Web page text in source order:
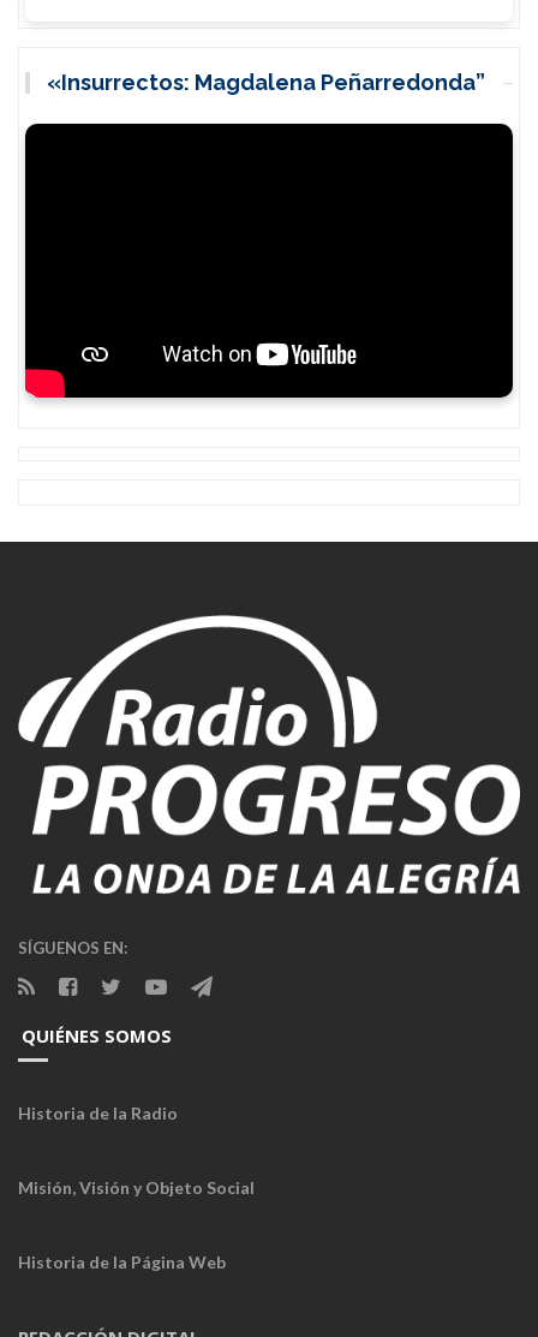
«Insurrectos: Magdalena Peñarredonda”
SÍGUENOS EN:
QUIÉNES SOMOS
Historia de la Radio
Misión, Visión y Objeto Social
Historia de la Página Web